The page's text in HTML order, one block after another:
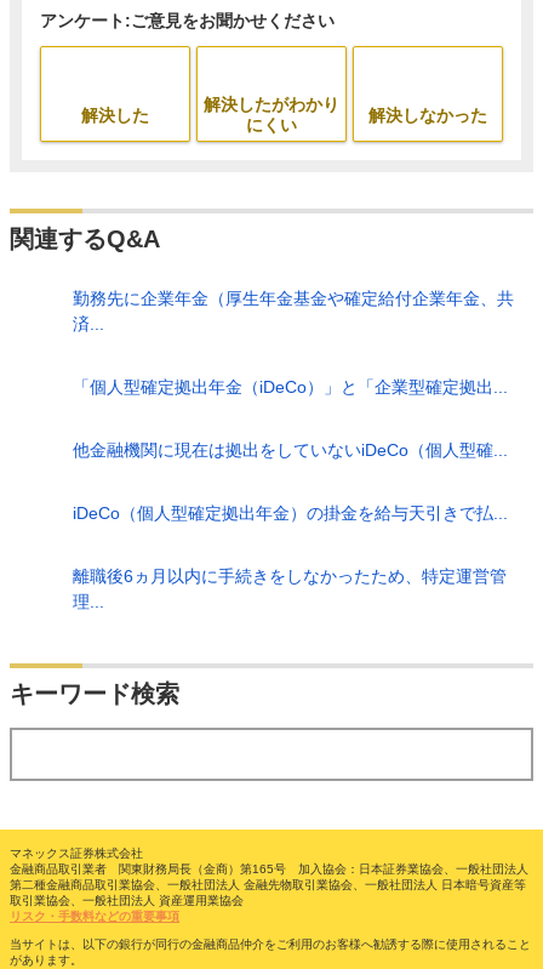
アンケート:ご意見をお聞かせください
解決した
解決したがわかり
にくい
解決しなかった
関連するQ&A
勤務先に企業年金（厚生年金基金や確定給付企業年金、共
済...
「個人型確定拠出年金（iDeCo）」と「企業型確定拠出...
他金融機関に現在は拠出をしていないiDeCo（個人型確...
iDeCo（個人型確定拠出年金）の掛金を給与天引きで払...
離職後6ヵ月以内に手続きをしなかったため、特定運営管
理...
キーワード検索
マネックス証券株式会社
金融商品取引業者 関東財務局長（金商）第165号 加入協会：日本証券業協会、一般社団法人
第二種金融商品取引業協会、一般社団法人 金融先物取引業協会、一般社団法人 日本暗号資産等
取引業協会、一般社団法人 資産運用業協会
リスク・手数料などの重要事項
当サイトは、以下の銀行が同行の金融商品仲介をご利用のお客様へ勧誘する際に使用されること
があります。